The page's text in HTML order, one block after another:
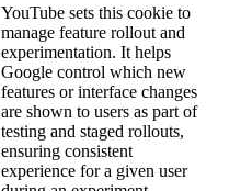
YouTube sets this cookie to
manage feature rollout and
experimentation. It helps
Google control which new
features or interface changes
are shown to users as part of
testing and staged rollouts,
ensuring consistent
experience for a given user